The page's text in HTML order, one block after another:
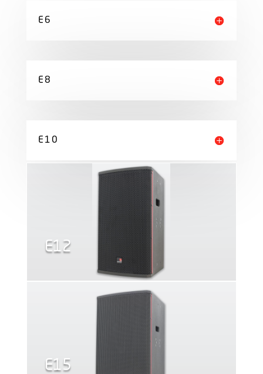
E6
E8
E10
E12
E15